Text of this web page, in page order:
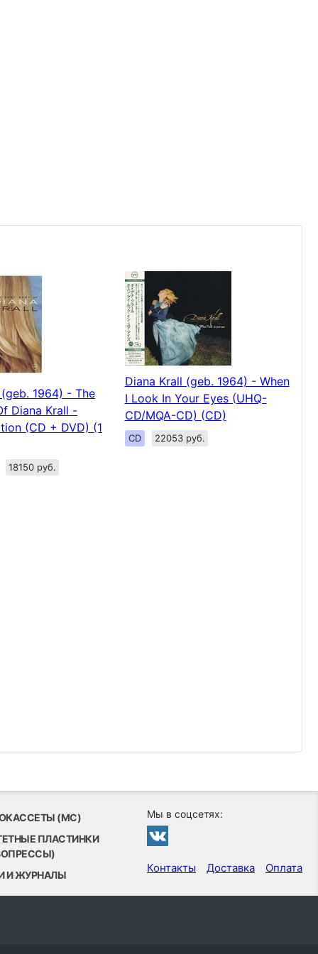
1964) - The
Diana Krall -
(CD + DVD) (1
18150 руб.
Diana Krall (geb. 1964) - When
I Look In Your Eyes (UHQ-
CD/MQA-CD) (CD)
CD 22053 руб.
(MC)
ПЛАСТИНКИ
И ЖУРНАЛЫ
Мы в соцсетях:
Контакты Доставка Оплата